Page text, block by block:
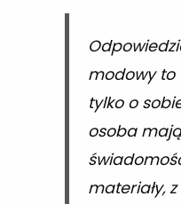
modowy to
tylko o
osoba
materiały,